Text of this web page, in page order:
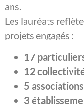
ans.
Les lauréats
projets engagés :
17
12
5 associations
3